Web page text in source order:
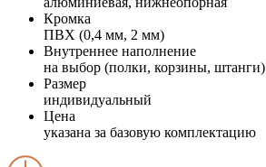
Кромка
ПВХ (0,4 мм, 2 мм)
Внутреннее наполнение
на выбор (полки, корзины, штанги)
Размер
индивидуальный
Цена
указана за базовую комплектацию